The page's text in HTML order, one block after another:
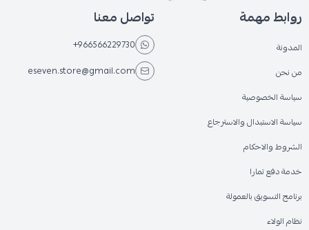
روابط مهمة
المدونة
من نحن
سياسة الخصوصية
سياسة الاستبدال والاسترجاع
الشروط والاحكام
خدمة دفع تمارا
برنامج التسويق بالعمولة
نظام الولاء
تواصل معنا
+966566229730
eseven.store@gmail.com